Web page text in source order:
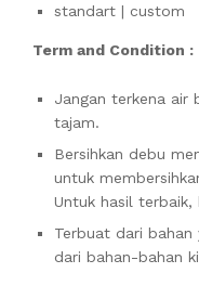
standart | custom
Term and Condition :
Jangan terkena air
tajam.
Bersihkan debu
untuk
Untuk hasil terbaik,
Terbuat dari bahan
dari bahan-bahan